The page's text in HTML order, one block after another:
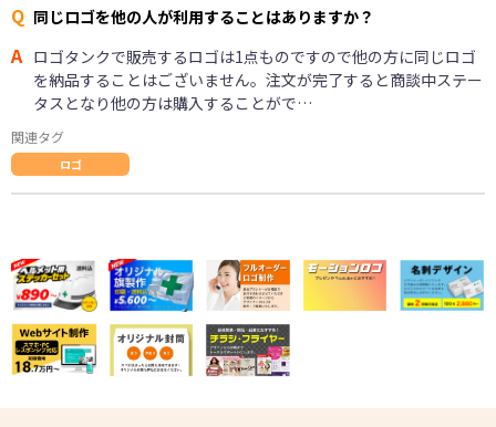
Q 同じロゴを他の人が利用することはありますか？
A ロゴタンクで販売するロゴは1点ものですので他の方に同じロゴ
を納品することはございません。注文が完了すると商談中ステー
タスとなり他の方は購入することがで…
関連タグ
ロゴ